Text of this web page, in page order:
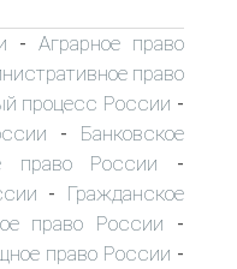
- Аграрное право
право
процесс России -
- Банковское
право России -
- Гражданское
право России -
право России -